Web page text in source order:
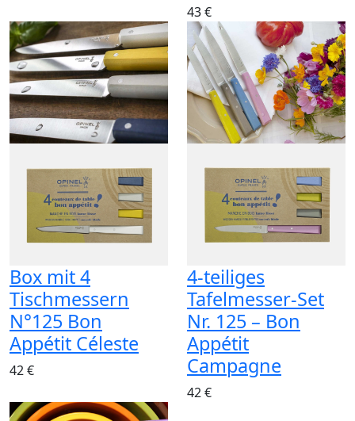
43 €
Box mit 4
Tischmessern
N°125 Bon
Appétit Céleste
42 €
4-teiliges
Tafelmesser-Set
Nr. 125 – Bon
Appétit
Campagne
42 €